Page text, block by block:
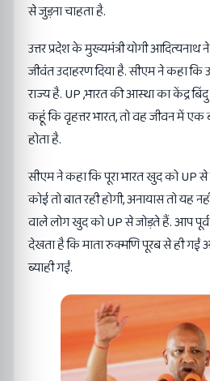
से जुड़ना चाहता है.
उत्तर प्रदेश के मुख्यमंत्री योगी
जीवंत उदाहरण दिया है. सीएम ने कहा कि
राज्य है. UP ,भारत की आस्था का केंद्र
कहूं कि वृहत्तर भारत, तो वह जीवन में
होता है.
सीएम ने कहा कि पूरा भारत खुद को UP
कोई तो बात रही होगी, अनायास तो यह
वाले लोग खुद को UP से जोड़ते हैं. आप पूर्व
देखता है कि माता रुक्मणि पूरब से ही
ब्याही गईं.